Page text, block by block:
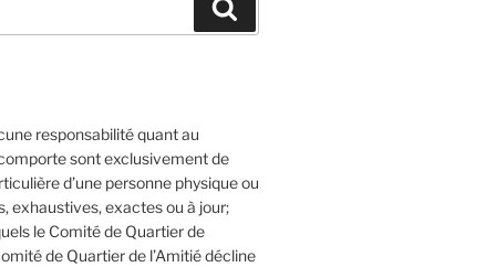
responsabilité quant au
sont exclusivement de
d’une personne physique ou
exhaustives, exactes ou à jour;
le Comité de Quartier de
de Quartier de l’Amitié décline